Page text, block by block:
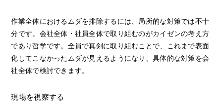
作業全体におけるムダを排除するには、局所的な対策では不十
分です。会社全体・社員全体で取り組むのがカイゼンの考え方
であり哲学です。全員で真剣に取り組むことで、これまで表面
化してこなかったムダが見えるようになり、具体的な対策を会
社全体で検討できます。
現場を視察する